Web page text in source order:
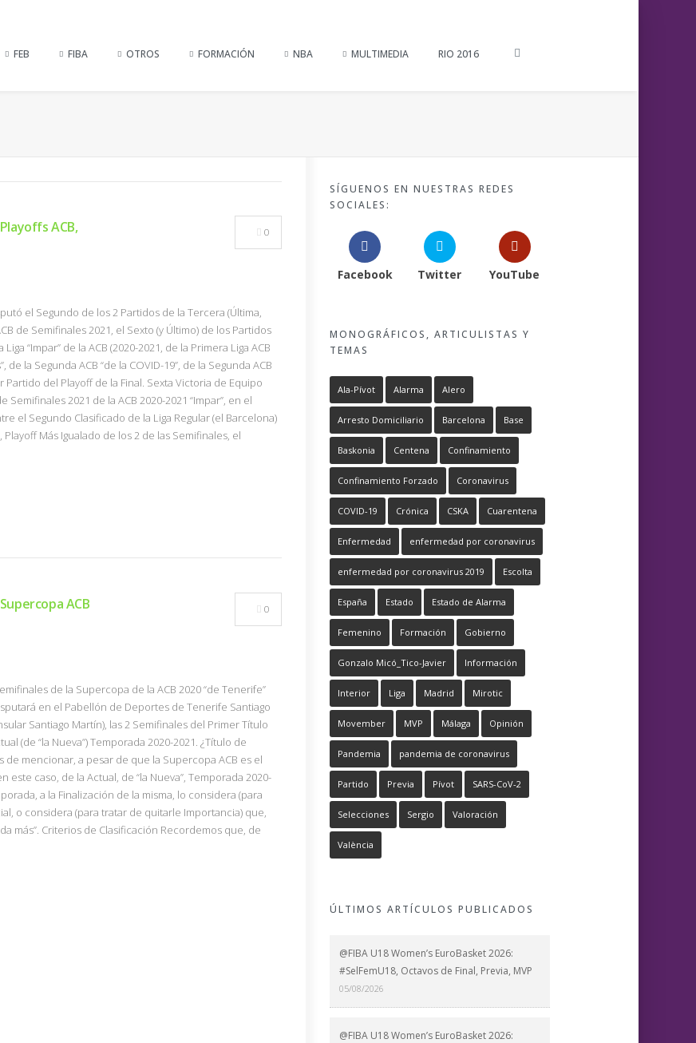
FEB FIBA OTROS FORMACIÓN NBA MULTIMEDIA RIO 2016
ACB,
0
el Segundo de los 2 Partidos de la Tercera (Última,
de Semifinales 2021, el Sexto (y Último) de los Partidos
“Impar” de la ACB (2020-2021, de la Primera Liga ACB
de la Segunda ACB “de la COVID-19”, de la Segunda ACB
Partido del Playoff de la Final. Sexta Victoria de Equipo
2021 de la ACB 2020-2021 “Impar”, en el
el Segundo Clasificado de la Liga Regular (el Barcelona)
Más Igualado de los 2 de las Semifinales, el
ACB
0
de la Supercopa de la ACB 2020 “de Tenerife”
en el Pabellón de Deportes de Tenerife Santiago
Santiago Martín), las 2 Semifinales del Primer Título
(de “la Nueva”) Temporada 2020-2021. ¿Título de
mencionar, a pesar de que la Supercopa ACB es el
este caso, de la Actual, de “la Nueva”, Temporada 2020-
a la Finalización de la misma, lo considera (para
o considera (para tratar de quitarle Importancia) que,
más”. Criterios de Clasificación Recordemos que, de
SÍGUENOS EN NUESTRAS REDES
SOCIALES:
Facebook Twitter YouTube
MONOGRÁFICOS, ARTICULISTAS Y
TEMAS
Ala-Pívot Alarma Alero
Arresto Domiciliario Barcelona Base
Baskonia Centena Confinamiento
Confinamiento Forzado Coronavirus
COVID-19 Crónica CSKA Cuarentena
Enfermedad enfermedad por coronavirus
enfermedad por coronavirus 2019 Escolta
España Estado Estado de Alarma
Femenino Formación Gobierno
Gonzalo Micó_Tico-Javier Información
Interior Liga Madrid Mirotic
Movember MVP Málaga Opinión
Pandemia pandemia de coronavirus
Partido Previa Pívot SARS-CoV-2
Selecciones Sergio Valoración
València
ÚLTIMOS ARTÍCULOS PUBLICADOS
@FIBA U18 Women’s EuroBasket 2026:
#SelFemU18, Octavos de Final, Previa, MVP
05/08/2026
@FIBA U18 Women’s EuroBasket 2026: